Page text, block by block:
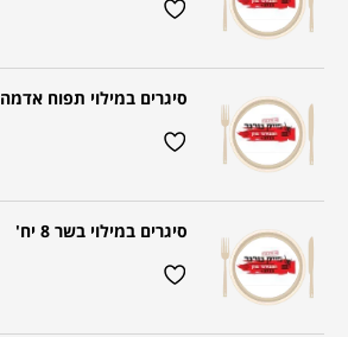
סיגרים במילוי תפוח אדמה 8 יח'
סיגרים במילוי בשר 8 יח'